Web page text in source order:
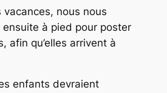
nous nous
à pied pour poster
afin qu’elles arrivent à
enfants devraient